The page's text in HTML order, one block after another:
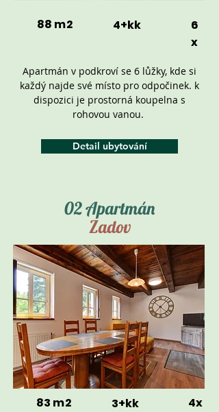
88 m2 4+kk
6
x
Apartmán v podkroví se 6 lůžky, kde si
každý najde své místo pro odpočinek. k
dispozici je prostorná koupelna s
rohovou vanou.
Detail ubytování
02 Apartmán
Zadov
83 m2 3+kk 4x